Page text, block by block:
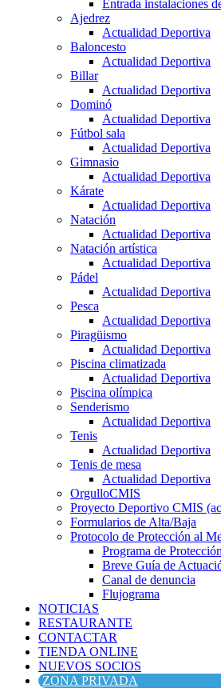
Entrada instalaciones
Ajedrez
Actualidad Deportiva
Baloncesto
Actualidad Deportiva
Billar
Actualidad Deportiva
Dominó
Actualidad Deportiva
Fútbol sala
Actualidad Deportiva
Gimnasio
Actualidad Deportiva
Kárate
Actualidad Deportiva
Natación
Actualidad Deportiva
Natación artística
Actualidad Deportiva
Pádel
Actualidad Deportiva
Pesca
Actualidad Deportiva
Piragüismo
Actualidad Deportiva
Piscina climatizada
Actualidad Deportiva
Piscina olímpica
Senderismo
Actualidad Deportiva
Tenis
Actualidad Deportiva
Tenis de mesa
Actualidad Deportiva
OrgulloCMIS
Proyecto Deportivo CMIS
Formularios de Alta/Baja
Protocolo de Protección al
Programa de
Breve Guía de
Canal de denuncia
Flujograma
NOTICIAS
RESTAURANTE
CONTACTAR
TIENDA ONLINE
NUEVOS SOCIOS
ZONA PRIVADA